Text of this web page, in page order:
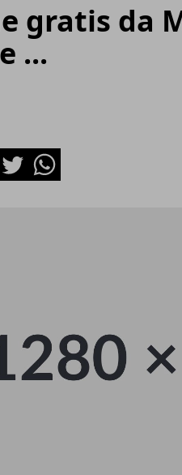
gratis da
...
TwitterWhatsapp